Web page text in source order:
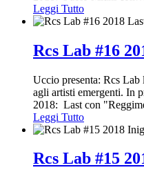
Leggi Tutto
Rcs Lab #16
Uccio presenta: Rcs Lab
agli artisti emergenti. In
2018: Last con
Leggi Tutto
Rcs Lab #15